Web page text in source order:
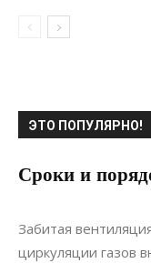
ЭТО ПОПУЛЯРНО!
Сроки и
20.05.2020
Забитая
циркуляции газов